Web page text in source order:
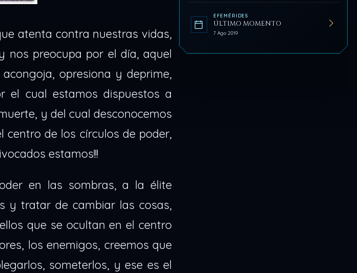
atenta contra nuestras vidas,
nos preocupa por el día, aquel
opresiona y deprime,
el cual estamos dispuestos a
y del cual desconocemos
centro de los círculos de poder,
estamos!!!
en las sombras, a la élite
y tratar de cambiar las cosas,
que se ocultan en el centro
los enemigos, creemos que
someterlos, y ese es el
EFEMÉRIDES
ÚLTIMO MOMENTO
7 Ago 2019